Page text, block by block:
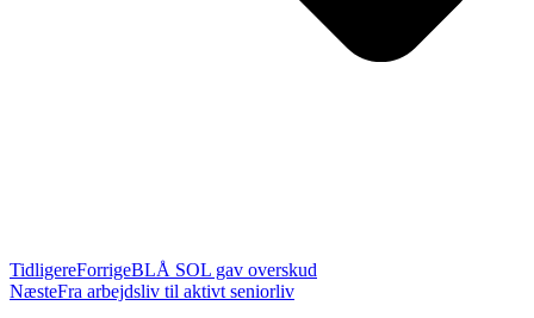
TidligereForrigeBLÅ SOL gav overskud
NæsteFra arbejdsliv til aktivt seniorliv